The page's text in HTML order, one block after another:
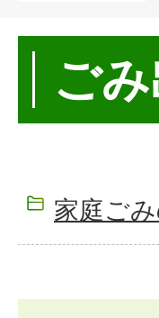
ご
家庭ご